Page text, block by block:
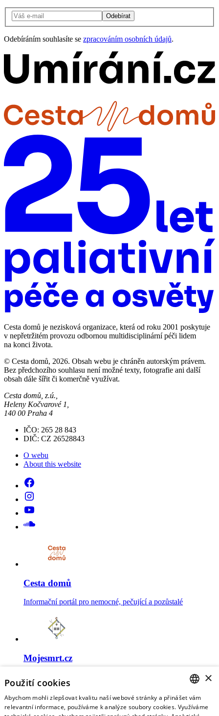
Odebírat
Odebíráním souhlasíte se zpracováním osobních údajů.
Cesta domů je nezisková organizace, která od roku 2001 poskytuje
v nepřetržitém provozu odbornou multidisciplinární péči lidem
na konci života.
© Cesta domů, 2026. Obsah webu je chráněn autorským právem.
Bez předchozího souhlasu není možné texty, fotografie ani další
obsah dále šířit či komerčně využívat.
Cesta domů, z.ú.,
Heleny Kočvarové 1,
140 00 Praha 4
IČO: 265 28 843
DIČ: CZ 26528843
O webu
About this website
Cesta domů
Informační portál pro nemocné, pečující a pozůstalé
Mojesmrt.cz
představy o konci života
CZECH
×
Použití cookies
Abychom mohli zlepšovat kvalitu naší webové stránky a přinášet vám
relevantní informace, používáme k analýze soubory cookies. Využíváme